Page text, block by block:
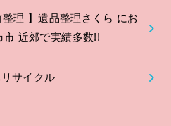
整理 】遺品整理さくら にお
近郊で実績多数!!
サイクル